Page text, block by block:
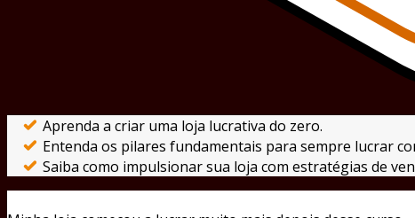
Aprenda a criar uma loja lucrativa do zero.
Entenda os pilares fundamentais para sempre lucrar
Saiba como impulsionar sua loja com estratégias de